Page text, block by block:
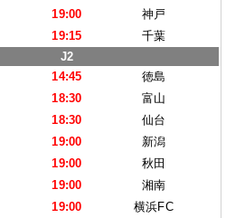
19:00
神戸
19:15
千葉
J2
14:45
徳島
18:30
富山
18:30
仙台
19:00
新潟
19:00
秋田
19:00
湘南
19:00
横浜FC